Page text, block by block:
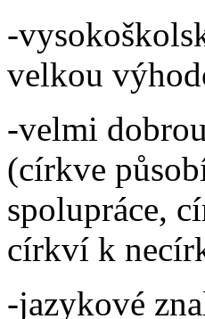
-
velkou
-velmi
(církve
spolupráce,
církví k
-jazykové